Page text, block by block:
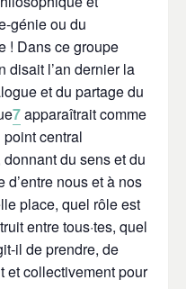
génie ou du
! Dans ce groupe
disait l’an dernier la
et du partage du
7apparaîtrait comme
central
du sens et du
d’entre nous et à nos
place, quel rôle est
entre tous·tes, quel
il de prendre, de
et collectivement pour